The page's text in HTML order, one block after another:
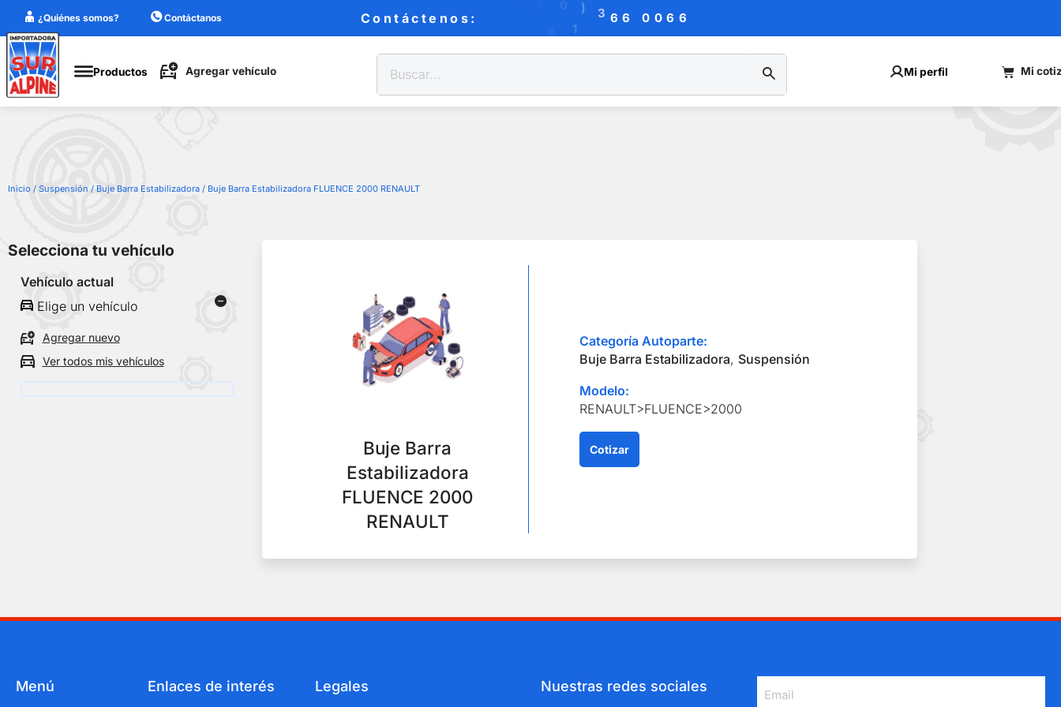
¿Quiénes somos? Contáctanos Contáctenos:
0
1
)
3
0 06 6
Productos Agregar vehículo Mi perfil
MarcaModelo
Guardar
un
Inicio / Suspensión / Buje Barra Estabilizadora / Buje Barra Estabilizadora FLUENCE 2000 RENAULT
Selecciona tu vehículo
Vehículo actual
Elige un vehículo
Agregar nuevo
Ver todos mis vehículos
Buje Barra
Estabilizadora
FLUENCE 2000
RENAULT
Categoría Autoparte:
Buje Barra Estabilizadora, Suspensión
Modelo:
RENAULT>FLUENCE>2000
Cotizar
Menú Enlaces de interés Legales Nuestras redes sociales